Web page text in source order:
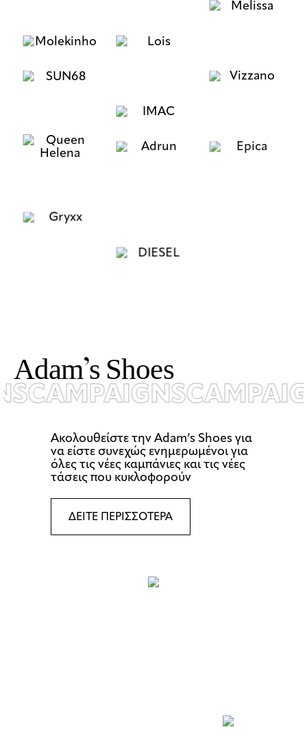
Adam’sShoes
CAMPAIGNS
Ακολουθείστε την Αdam’s Shoes για
να είστε συνεχώς ενημερωμένοι για
όλες τις νέες καμπάνιες και τις νέες
τάσεις που κυκλοφορούν
ΔΕΙΤΕ ΠΕΡΙΣΣΟΤΕΡΑ